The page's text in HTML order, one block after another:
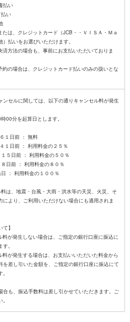
払い
払い
たは、クレジットカード（JCB・・ＶＩＳＡ・Ｍａ
）払いをお選びいただけます。
済方法の場合も、事前にお支払いただいておりま
約の場合は、クレジットカード払いのみの扱いとな
ンセルに関しては、以下の通りキャンセル料が発生
00分を起算日とします。
１日前 ： 無料
１日前 ： 利用料金の２５％
５日前 ： 利用料金の５０％
日前 ： 利用料金の８０％
： 利用料金の１００％
は、地震・台風・大雨・洪水等の天災、火災、そ
により、ご利用いただけない場合にも適用されま
て】
料が発生しない場合は、ご指定の銀行口座に振込に
。
料が発生する場合は、お支払いいただいた料金から
を差し引いた金額を、ご指定の銀行口座に振込にて
合も、振込手数料は差し引かせていただきます。ご